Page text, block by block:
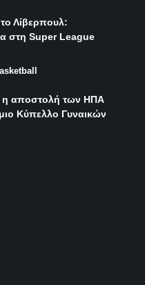
Λίβερπουλ:
στη Super League
η αποστολή των ΗΠΑ
Κύπελλο Γυναικών